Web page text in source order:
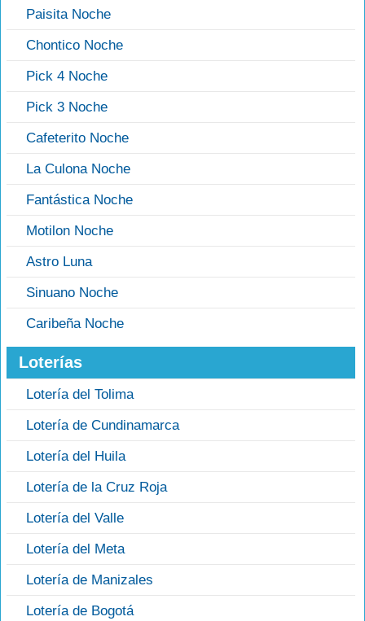
Paisita Noche
Chontico Noche
Pick 4 Noche
Pick 3 Noche
Cafeterito Noche
La Culona Noche
Fantástica Noche
Motilon Noche
Astro Luna
Sinuano Noche
Caribeña Noche
Loterías
Lotería del Tolima
Lotería de Cundinamarca
Lotería del Huila
Lotería de la Cruz Roja
Lotería del Valle
Lotería del Meta
Lotería de Manizales
Lotería de Bogotá